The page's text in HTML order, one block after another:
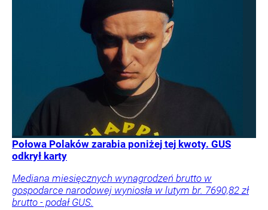
Połowa Polaków zarabia poniżej tej kwoty. GUS
odkrył karty
Mediana miesięcznych wynagrodzeń brutto w
gospodarce narodowej wyniosła w lutym br. 7690,82 zł
brutto - podał GUS.